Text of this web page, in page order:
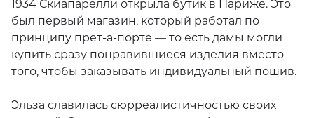
в 1934 Скиапарелли открыла бутик в Париже.
Это был первый магазин, который работал по
принципу прет-а-порте — то есть дамы могли
купить сразу понравившиеся изделия вместо
того, чтобы заказывать индивидуальный пошив.
Эльза славилась сюрреалистичностью своих